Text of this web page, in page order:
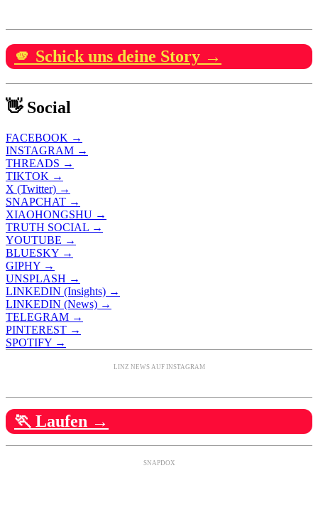
🫵 Schick uns deine Story →
👋 Social
FACEBOOK →
INSTAGRAM →
THREADS →
TIKTOK →
X (Twitter) →
SNAPCHAT →
XIAOHONGSHU →
TRUTH SOCIAL →
YOUTUBE →
BLUESKY →
GIPHY →
UNSPLASH →
LINKEDIN (Insights) →
LINKEDIN (News) →
TELEGRAM →
PINTEREST →
SPOTIFY →
LINZ NEWS AUF INSTAGRAM
🏃 Laufen →
SNAPDOX